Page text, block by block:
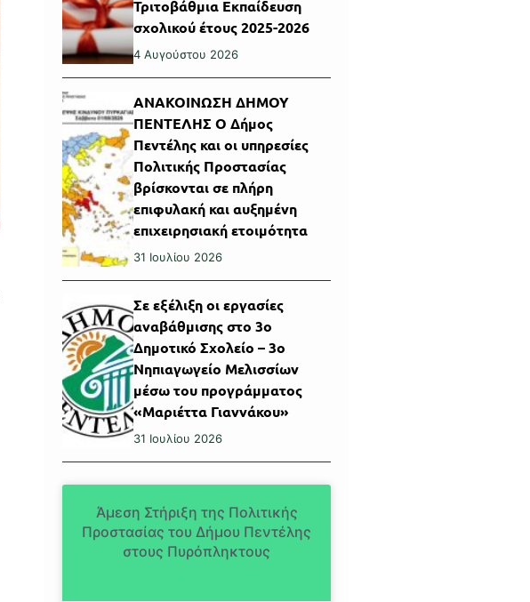
Τριτοβάθμια Εκπαίδευση
σχολικού έτους 2025-2026
4 Αυγούστου 2026
ΑΝΑΚΟΙΝΩΣΗ ΔΗΜΟΥ
ΠΕΝΤΕΛΗΣ Ο Δήμος
Πεντέλης και οι υπηρεσίες
Πολιτικής Προστασίας
βρίσκονται σε πλήρη
επιφυλακή και αυξημένη
επιχειρησιακή ετοιμότητα
31 Ιουλίου 2026
Σε εξέλιξη οι εργασίες
αναβάθμισης στο 3ο
Δημοτικό Σχολείο – 3ο
Νηπιαγωγείο Μελισσίων
μέσω του προγράμματος
«Μαριέττα Γιαννάκου»
31 Ιουλίου 2026
Άμεση Στήριξη της Πολιτικής
Προστασίας του Δήμου Πεντέλης
στους Πυρόπληκτους